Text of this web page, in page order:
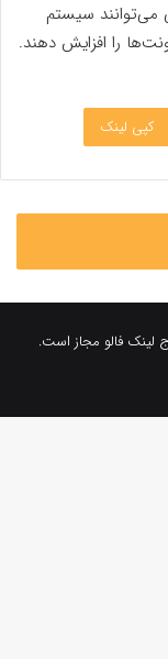
سیستم
را افزایش دهند.
کپی لینک
لینک فالو مجاز است.